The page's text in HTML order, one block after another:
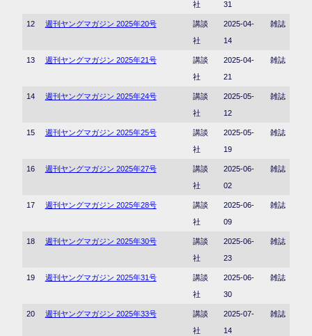
社
31
12 週刊ヤングマガジン 2025年20号
講談
社
2025-04-
14
雑誌
13 週刊ヤングマガジン 2025年21号
講談
社
2025-04-
21
雑誌
14 週刊ヤングマガジン 2025年24号
講談
社
2025-05-
12
雑誌
15 週刊ヤングマガジン 2025年25号
講談
社
2025-05-
19
雑誌
16 週刊ヤングマガジン 2025年27号
講談
社
2025-06-
02
雑誌
17 週刊ヤングマガジン 2025年28号
講談
社
2025-06-
09
雑誌
18 週刊ヤングマガジン 2025年30号
講談
社
2025-06-
23
雑誌
19 週刊ヤングマガジン 2025年31号
講談
社
2025-06-
30
雑誌
20 週刊ヤングマガジン 2025年33号
講談
社
2025-07-
14
雑誌